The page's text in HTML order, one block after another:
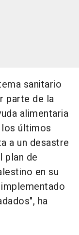
sanitario
parte de la
alimentaria
últimos
a un desastre
plan de
en su
ha